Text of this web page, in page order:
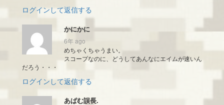
ログインして返信する
かにかに
6年 ago
めちゃくちゃうまい。
スコープなのに、どうしてあんなにエイムが速いん
だろう・・・
ログインして返信する
あぱむ誤長.